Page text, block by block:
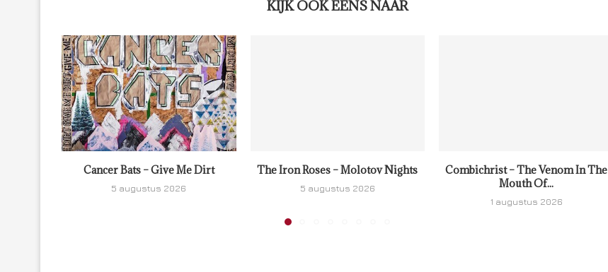
KIJK OOK EENS NAAR
Cancer Bats – Give Me Dirt
5 augustus 2026
The Iron Roses – Molotov Nights
5 augustus 2026
Combichrist – The Venom In The
Mouth Of...
1 augustus 2026